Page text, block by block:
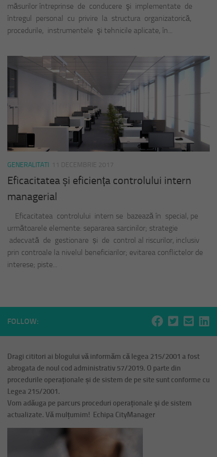
măsurilor întreprinse de conducere şi implementate de
întregul personal cu privire la structura organizatorică,
procedurile, instrumentele şi tehnicile aplicate, în...
GENERALITATI 11 DECEMBRIE 2017
Eficacitatea și eficiența controlului intern
managerial
Eficacitatea controlului intern se bazează în special, pe
următoarele elemente: separarea sarcinilor; strategie
adecvată de gestionare și de control al riscurilor, inclusiv
prin controale la nivelul beneficiarilor; evitarea conflictelor de
interese; piste...
FOLLOW:
Dragi cititori ai blogului vă informăm că legea 215/2001 a fost
abrogata de noul cod administrativ 57/2019. O parte din
procedurile operaționale și de sistem de pe site sunt conforme cu
Legea 215/2001.
Vom adăuga pe parcurs proceduri operaționale și de sistem
actualizate. Vă mulțumim! Echipa CityManager